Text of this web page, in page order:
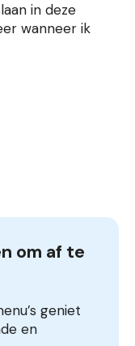
in deze
wanneer ik
om af te
geniet
en